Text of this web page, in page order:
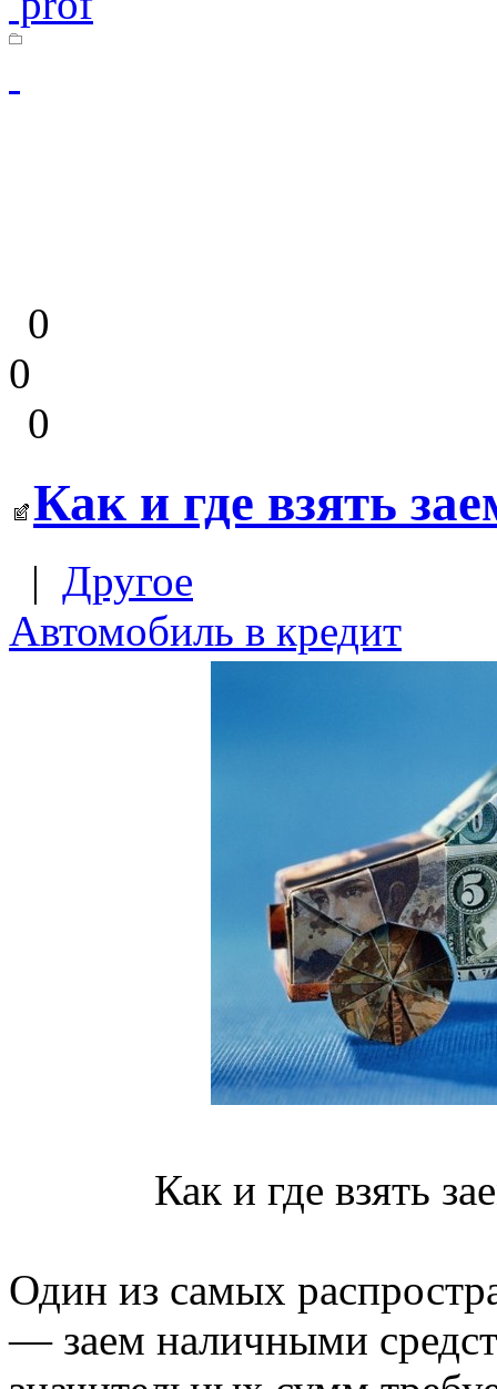
0
0
0
Как и где взять
| Другое
Автомобиль в кредит
Как и где взять
Один из самых
— заем наличными